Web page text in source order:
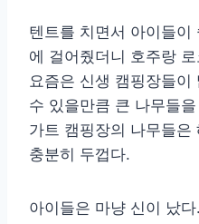
텐트를 치면서 아이들이
에 걸어줬더니 호주랑
요즘은 신생 캠핑장들이
수 있을만큼 큰 나무들
가트 캠핑장의 나무들은
충분히 두껍다.
아이들은 마냥 신이 났다.